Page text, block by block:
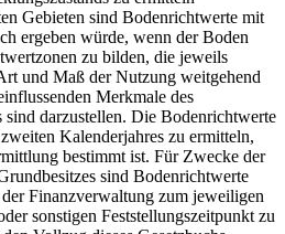
Gebieten sind Bodenrichtwerte mit
ergeben würde, wenn der Boden
zu bilden, die jeweils
und Maß der Nutzung weitgehend
Merkmale des
darzustellen. Die Bodenrichtwerte
Kalenderjahres zu ermitteln,
bestimmt ist. Für Zwecke der
sind Bodenrichtwerte
Finanzverwaltung zum jeweiligen
sonstigen Feststellungszeitpunkt zu